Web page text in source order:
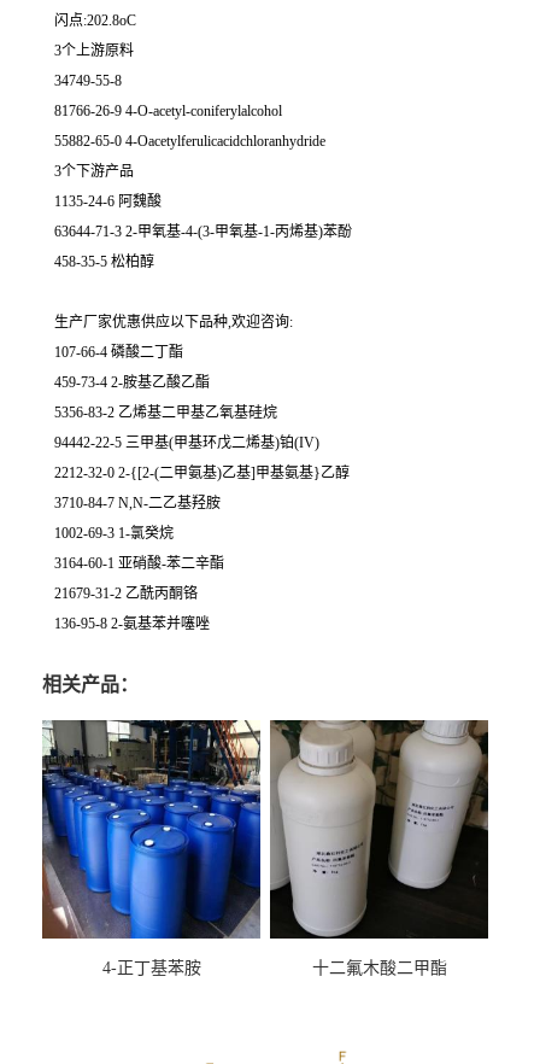
闪点:202.8oC
3个上游原料
34749-55-8
81766-26-9 4-O-acetyl-coniferylalcohol
55882-65-0 4-Oacetylferulicacidchloranhydride
3个下游产品
1135-24-6 阿魏酸
63644-71-3 2-甲氧基-4-(3-甲氧基-1-丙烯基)苯酚
458-35-5 松柏醇
生产厂家优惠供应以下品种,欢迎咨询:
107-66-4 磷酸二丁酯
459-73-4 2-胺基乙酸乙酯
5356-83-2 乙烯基二甲基乙氧基硅烷
94442-22-5 三甲基(甲基环戊二烯基)铂(IV)
2212-32-0 2-{[2-(二甲氨基)乙基]甲基氨基}乙醇
3710-84-7 N,N-二乙基羟胺
1002-69-3 1-氯癸烷
3164-60-1 亚硝酸-苯二辛酯
21679-31-2 乙酰丙酮铬
136-95-8 2-氨基苯并噻唑
相关产品：
4-正丁基苯胺 十二氟木酸二甲酯